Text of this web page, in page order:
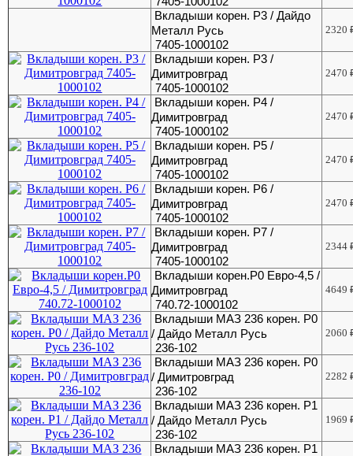
Вкладыши корен. Р3 / Дайдо
Металл Русь
7405-1000102
2320
Вкладыши корен. Р3 /
Димитровград
7405-1000102
2470
Вкладыши корен. Р4 /
Димитровград
7405-1000102
2470
Вкладыши корен. Р5 /
Димитровград
7405-1000102
2470
Вкладыши корен. Р6 /
Димитровград
7405-1000102
2470
Вкладыши корен. Р7 /
Димитровград
7405-1000102
2344
Вкладыши корен.Р0 Евро-4,5 /
Димитровград
740.72-1000102
4649
Вкладыши МАЗ 236 корен. Р0
/ Дайдо Металл Русь
236-102
2060
Вкладыши МАЗ 236 корен. Р0
/ Димитровград
236-102
2282
Вкладыши МАЗ 236 корен. Р1
/ Дайдо Металл Русь
236-102
1969
Вкладыши МАЗ 236 корен. Р1